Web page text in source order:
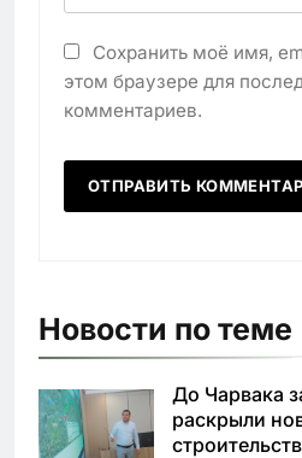
Сохранить моё имя,
этом браузере для
комментариев.
Новости по теме
До Чарвака
раскрыли